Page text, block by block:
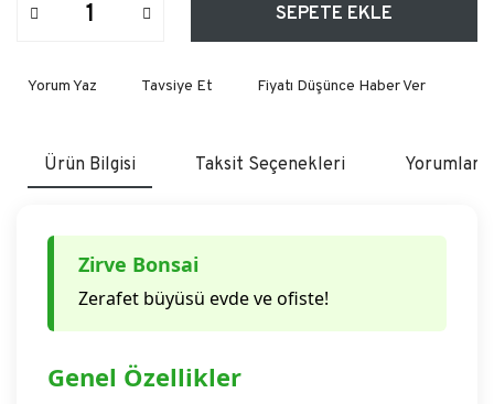
SEPETE EKLE
Yorum Yaz Tavsiye Et Fiyatı Düşünce Haber Ver
Ürün Bilgisi Taksit Seçenekleri Yorumlar
Zirve Bonsai
Zerafet büyüsü evde ve ofiste!
Genel Özellikler